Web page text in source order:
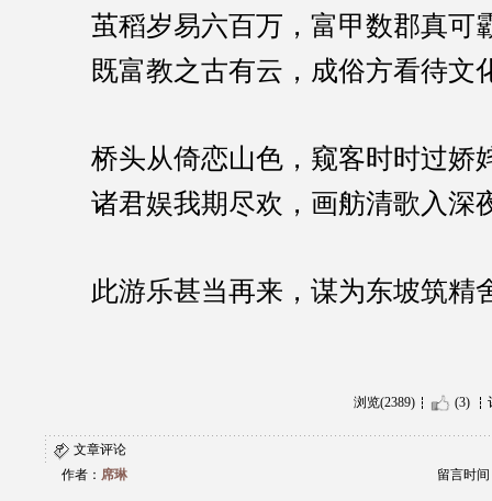
茧稻岁易六百万，富甲数郡真可
既富教之古有云，成俗方看待文
桥头从倚恋山色，窥客时时过娇
诸君娱我期尽欢，画舫清歌入深
此游乐甚当再来，谋为东坡筑精
浏览(2389) (3)
文章评论
作者： 席琳 留言时间